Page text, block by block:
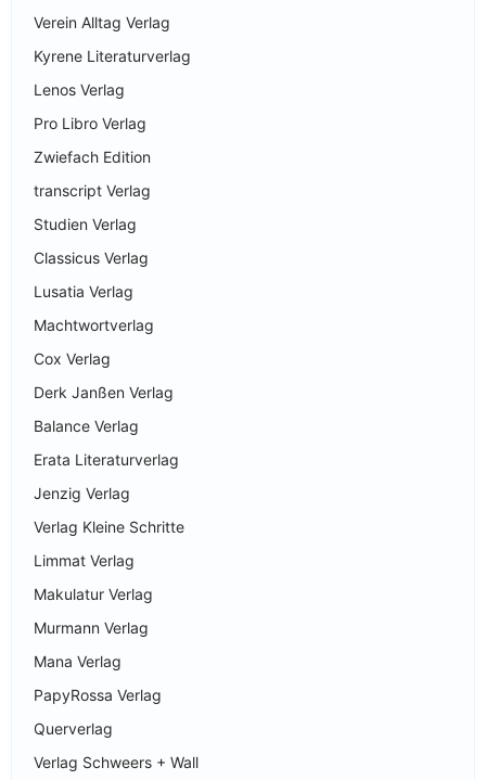
Verein Alltag Verlag
Kyrene Literaturverlag
Lenos Verlag
Pro Libro Verlag
Zwiefach Edition
transcript Verlag
Studien Verlag
Classicus Verlag
Lusatia Verlag
Machtwortverlag
Cox Verlag
Derk Janßen Verlag
Balance Verlag
Erata Literaturverlag
Jenzig Verlag
Verlag Kleine Schritte
Limmat Verlag
Makulatur Verlag
Murmann Verlag
Mana Verlag
PapyRossa Verlag
Querverlag
Verlag Schweers + Wall